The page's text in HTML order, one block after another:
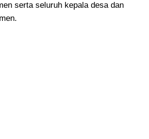
serta seluruh kepala desa dan